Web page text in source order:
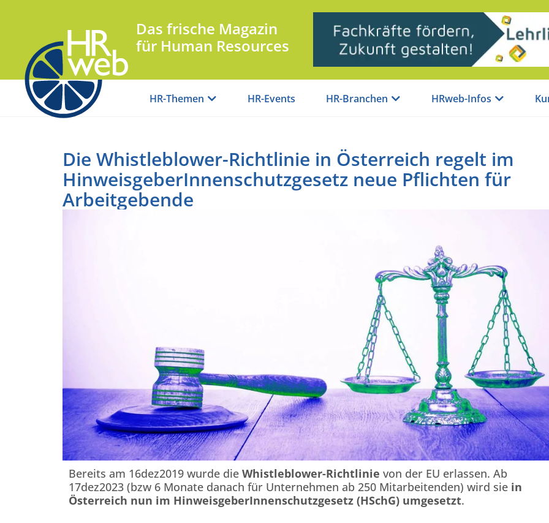
Das frische Magazin
für Human Resources
HR-Themen HR-Events HR-Branchen HRweb-Infos
Die Whistleblower-Richtlinie in Österreich regelt im
HinweisgeberInnenschutzgesetz neue Pflichten für
Arbeitgebende
Bereits am 16dez2019 wurde die Whistleblower-Richtlinie von der EU erlassen. Ab
17dez2023 (bzw 6 Monate danach für Unternehmen ab 250 Mitarbeitenden) wird sie in
Österreich nun im HinweisgeberInnenschutzgesetz (HSchG) umgesetzt.